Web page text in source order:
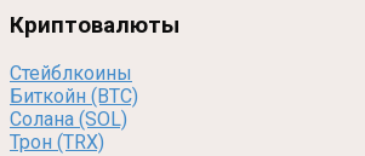
Криптовалюты
Стейблкоины
Биткойн (BTC)
Солана (SOL)
Трон (TRX)